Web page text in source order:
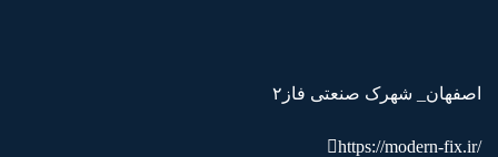
اصفهان_ شهرک صنعتی فاز۲
https://modern-fix.ir/